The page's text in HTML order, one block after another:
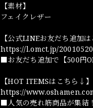
【素材】
フェイクレザー
【公式LINEお友だち追加
https://l.omct.jp/
■お友だち追加で【500円
【HOT ITEMSはこちら↓】
https://
■人気の売れ筋商品が集結